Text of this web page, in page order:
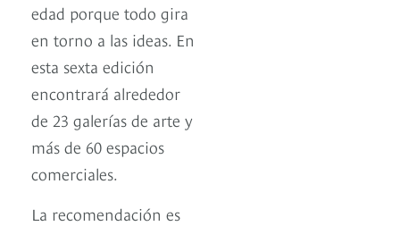
edad porque todo gira
en torno a las ideas. En
esta sexta edición
encontrará alrededor
de 23 galerías de arte y
más de 60 espacios
comerciales.
La recomendación es